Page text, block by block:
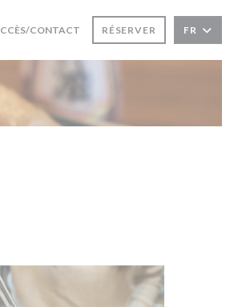
FENÊTRE))
UNE NOUVELLE FENÊTRE))
CONTACT RÉSERVER FR